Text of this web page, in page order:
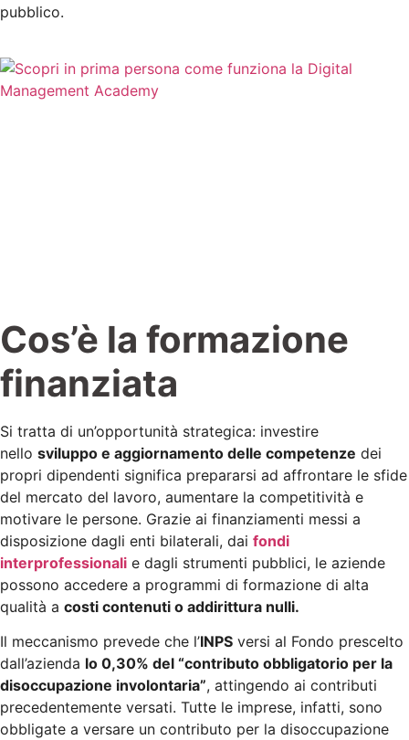
pubblico.
Cos’è la formazione
finanziata
Si tratta di un’opportunità strategica: investire
nello sviluppo e aggiornamento delle competenze dei
propri dipendenti significa prepararsi ad affrontare le sfide
del mercato del lavoro, aumentare la competitività e
motivare le persone. Grazie ai finanziamenti messi a
disposizione dagli enti bilaterali, dai fondi
interprofessionali e dagli strumenti pubblici, le aziende
possono accedere a programmi di formazione di alta
qualità a costi contenuti o addirittura nulli.
Il meccanismo prevede che l’INPS versi al Fondo prescelto
dall’azienda lo 0,30% del “contributo obbligatorio per la
disoccupazione involontaria”, attingendo ai contributi
precedentemente versati. Tutte le imprese, infatti, sono
obbligate a versare un contributo per la disoccupazione